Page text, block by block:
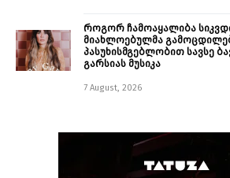
როგორ ჩამოაყალიბა
მიახლოებულმა
პასუხისმგებლობით სავსე
გარსიას მუსიკა
7 August, 2026